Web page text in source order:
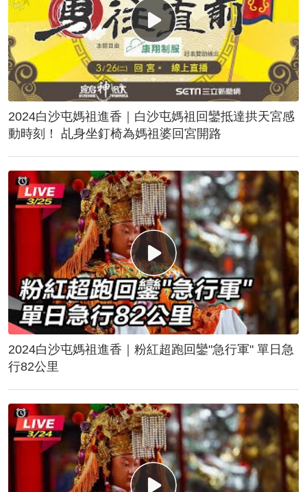
2024白沙屯媽祖進香｜白沙屯媽祖回鑾抵達拱天宮感
動時刻！ 乩身坐釘椅為媽祖婆回宮開路
2024白沙屯媽祖進香｜粉紅超跑回鑾"急行軍" 單日急
行82公里